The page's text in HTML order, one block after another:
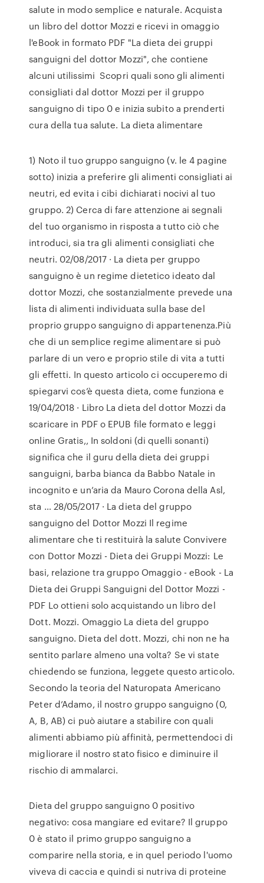
salute in modo semplice e naturale. Acquista
un libro del dottor Mozzi e ricevi in omaggio
l'eBook in formato PDF "La dieta dei gruppi
sanguigni del dottor Mozzi", che contiene
alcuni utilissimi Scopri quali sono gli alimenti
consigliati dal dottor Mozzi per il gruppo
sanguigno di tipo 0 e inizia subito a prenderti
cura della tua salute. La dieta alimentare
1) Noto il tuo gruppo sanguigno (v. le 4 pagine
sotto) inizia a preferire gli alimenti consigliati ai
neutri, ed evita i cibi dichiarati nocivi al tuo
gruppo. 2) Cerca di fare attenzione ai segnali
del tuo organismo in risposta a tutto ciò che
introduci, sia tra gli alimenti consigliati che
neutri. 02/08/2017 · La dieta per gruppo
sanguigno è un regime dietetico ideato dal
dottor Mozzi, che sostanzialmente prevede una
lista di alimenti individuata sulla base del
proprio gruppo sanguigno di appartenenza.Più
che di un semplice regime alimentare si può
parlare di un vero e proprio stile di vita a tutti
gli effetti. In questo articolo ci occuperemo di
spiegarvi cos’è questa dieta, come funziona e
19/04/2018 · Libro La dieta del dottor Mozzi da
scaricare in PDF o EPUB file formato e leggi
online Gratis,, In soldoni (di quelli sonanti)
significa che il guru della dieta dei gruppi
sanguigni, barba bianca da Babbo Natale in
incognito e un’aria da Mauro Corona della Asl,
sta … 28/05/2017 · La dieta del gruppo
sanguigno del Dottor Mozzi Il regime
alimentare che ti restituirà la salute Convivere
con Dottor Mozzi - Dieta dei Gruppi Mozzi: Le
basi, relazione tra gruppo Omaggio - eBook - La
Dieta dei Gruppi Sanguigni del Dottor Mozzi -
PDF Lo ottieni solo acquistando un libro del
Dott. Mozzi. Omaggio La dieta del gruppo
sanguigno. Dieta del dott. Mozzi, chi non ne ha
sentito parlare almeno una volta? Se vi state
chiedendo se funziona, leggete questo articolo.
Secondo la teoria del Naturopata Americano
Peter d’Adamo, il nostro gruppo sanguigno (0,
A, B, AB) ci può aiutare a stabilire con quali
alimenti abbiamo più affinità, permettendoci di
migliorare il nostro stato fisico e diminuire il
rischio di ammalarci.
Dieta del gruppo sanguigno 0 positivo
negativo: cosa mangiare ed evitare? Il gruppo
0 è stato il primo gruppo sanguigno a
comparire nella storia, e in quel periodo l'uomo
viveva di caccia e quindi si nutriva di proteine